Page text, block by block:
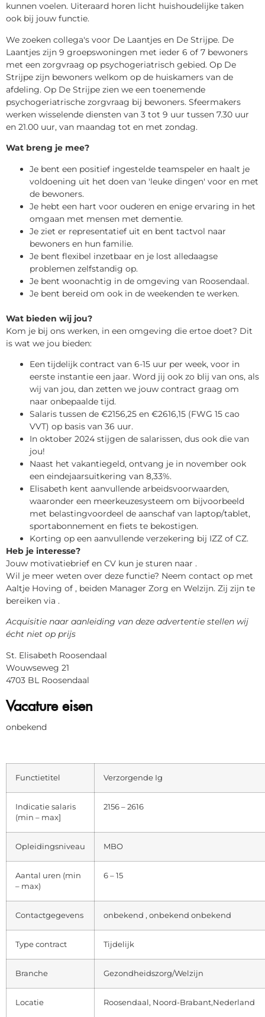
kunnen voelen. Uiteraard horen licht huishoudelijke taken
ook bij jouw functie.
We zoeken collega's voor De Laantjes en De Strijpe. De
Laantjes zijn 9 groepswoningen met ieder 6 of 7 bewoners
met een zorgvraag op psychogeriatrisch gebied. Op De
Strijpe zijn bewoners welkom op de huiskamers van de
afdeling. Op De Strijpe zien we een toenemende
psychogeriatrische zorgvraag bij bewoners. Sfeermakers
werken wisselende diensten van 3 tot 9 uur tussen 7.30 uur
en 21.00 uur, van maandag tot en met zondag.
Wat breng je mee?
Je bent een positief ingestelde teamspeler en haalt je
voldoening uit het doen van 'leuke dingen' voor en met
de bewoners.
Je hebt een hart voor ouderen en enige ervaring in het
omgaan met mensen met dementie.
Je ziet er representatief uit en bent tactvol naar
bewoners en hun familie.
Je bent flexibel inzetbaar en je lost alledaagse
problemen zelfstandig op.
Je bent woonachtig in de omgeving van Roosendaal.
Je bent bereid om ook in de weekenden te werken.
Wat bieden wij jou?
Kom je bij ons werken, in een omgeving die ertoe doet? Dit
is wat we jou bieden:
Een tijdelijk contract van 6-15 uur per week, voor in
eerste instantie een jaar. Word jij ook zo blij van ons, als
wij van jou, dan zetten we jouw contract graag om
naar onbepaalde tijd.
Salaris tussen de €2156,25 en €2616,15 (FWG 15 cao
VVT) op basis van 36 uur.
In oktober 2024 stijgen de salarissen, dus ook die van
jou!
Naast het vakantiegeld, ontvang je in november ook
een eindejaarsuitkering van 8,33%.
Elisabeth kent aanvullende arbeidsvoorwaarden,
waaronder een meerkeuzesysteem om bijvoorbeeld
met belastingvoordeel de aanschaf van laptop/tablet,
sportabonnement en fiets te bekostigen.
Korting op een aanvullende verzekering bij IZZ of CZ.
Heb je interesse?
Jouw motivatiebrief en CV kun je sturen naar .
Wil je meer weten over deze functie? Neem contact op met
Aaltje Hoving of , beiden Manager Zorg en Welzijn. Zij zijn te
bereiken via .
Acquisitie naar aanleiding van deze advertentie stellen wij
écht niet op prijs
St. Elisabeth Roosendaal
Wouwseweg 21
4703 BL Roosendaal
Vacature eisen
onbekend
Functietitel Verzorgende Ig
Indicatie salaris
(min – max]
2156 – 2616
Opleidingsniveau MBO
Aantal uren (min
– max)
6 – 15
Contactgegevens onbekend , onbekend onbekend
Type contract Tijdelijk
Branche Gezondheidszorg/Welzijn
Locatie Roosendaal, Noord-Brabant,Nederland